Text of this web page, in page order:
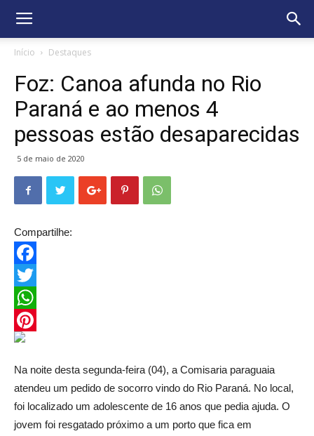
Início Destaques
Foz: Canoa afunda no Rio
Paraná e ao menos 4
pessoas estão desaparecidas
5 de maio de 2020
Compartilhe:
Facebook
Twitter
WhatsApp
Pinterest
Na noite desta segunda-feira (04), a Comisaria paraguaia
atendeu um pedido de socorro vindo do Rio Paraná. No local,
foi localizado um adolescente de 16 anos que pedia ajuda. O
jovem foi resgatado próximo a um porto que fica em